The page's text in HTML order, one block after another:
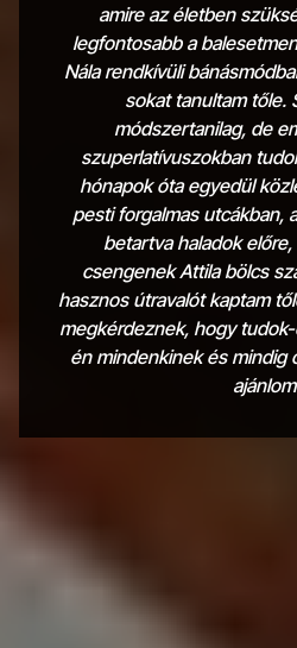
amire az életben
legfontosabb a
Nála rendkívüli
sokat tanultam tőle.
módszertanilag, de
szuperlatívuszokban
hónapok óta egyedül
pesti forgalmas utcákban,
betartva haladok
csengenek Attila bölcs
hasznos útravalót kaptam
megkérdeznek, hogy
én mindenkinek és mindig